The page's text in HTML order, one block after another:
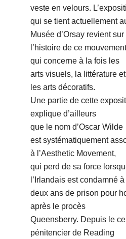
veste en velours.
qui se tient actuellement
Musée d’Orsay revient sur
l’histoire de ce mouvement
qui concerne à la fois les
arts visuels, la littérature et
les arts décoratifs.
Une partie de cette
explique d’ailleurs
que le nom d’Oscar Wilde
est systématiquement
à l’Aesthetic Movement,
qui perd de sa force
l’Irlandais est condamné à
deux ans de prison pour
après le procès
Queensberry. Depuis le
pénitencier de Reading